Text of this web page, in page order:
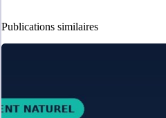
Publications similaires